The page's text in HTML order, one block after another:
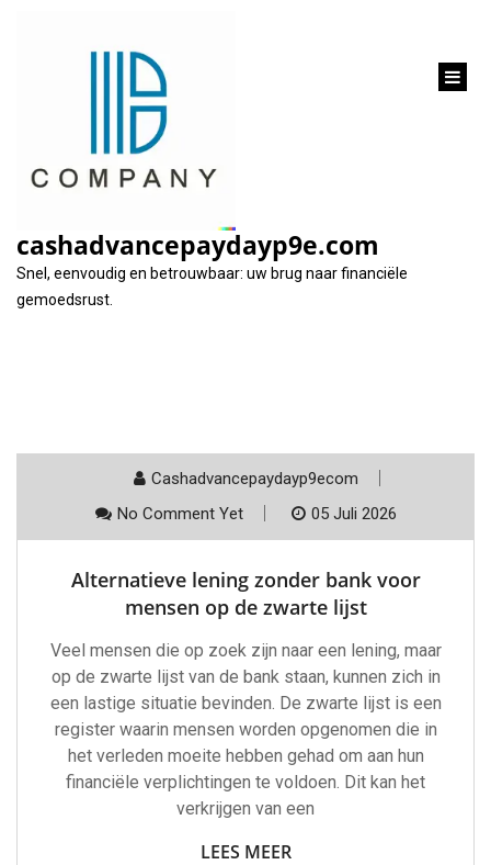
cashadvancepaydayp9e.com
Snel, eenvoudig en betrouwbaar: uw brug naar financiële
gemoedsrust.
Tag:
Cashadvancepaydayp9ecom
No Comment Yet
05 Juli 2026
Alternatieve lening zonder bank voor
mensen op de zwarte lijst
Veel mensen die op zoek zijn naar een lening, maar
op de zwarte lijst van de bank staan, kunnen zich in
een lastige situatie bevinden. De zwarte lijst is een
register waarin mensen worden opgenomen die in
het verleden moeite hebben gehad om aan hun
financiële verplichtingen te voldoen. Dit kan het
verkrijgen van een
LEES MEER